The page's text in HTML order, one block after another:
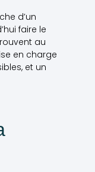
d’un
faire le
au
en charge
et un